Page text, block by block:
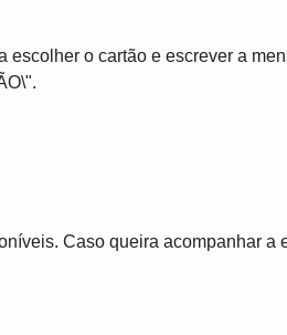
o cartão e escrever a
Caso queira acompanhar a